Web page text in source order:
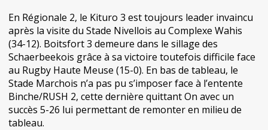
En Régionale 2, le Kituro 3 est toujours leader invaincu
après la visite du Stade Nivellois au Complexe Wahis
(34-12). Boitsfort 3 demeure dans le sillage des
Schaerbeekois grâce à sa victoire toutefois difficile face
au Rugby Haute Meuse (15-0). En bas de tableau, le
Stade Marchois n’a pas pu s’imposer face à l’entente
Binche/RUSH 2, cette dernière quittant On avec un
succès 5-26 lui permettant de remonter en milieu de
tableau.